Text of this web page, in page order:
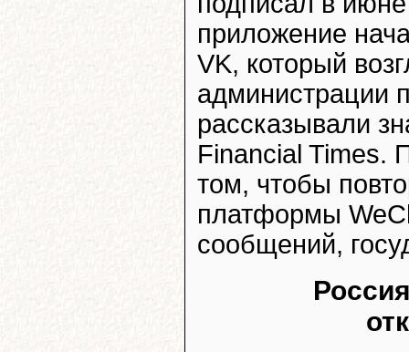
приложение
VK, который
администрации
рассказывали
Financial Times.
том, чтобы
платформы
сообщений,